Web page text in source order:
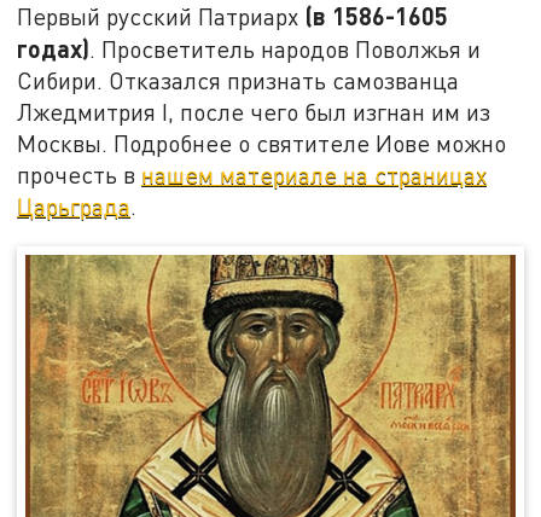
Первый русский Патриарх (в 1586-1605
годах). Просветитель народов Поволжья и
Сибири. Отказался признать самозванца
Лжедмитрия I, после чего был изгнан им из
Москвы. Подробнее о святителе Иове можно
прочесть в нашем материале на страницах
Царьграда.